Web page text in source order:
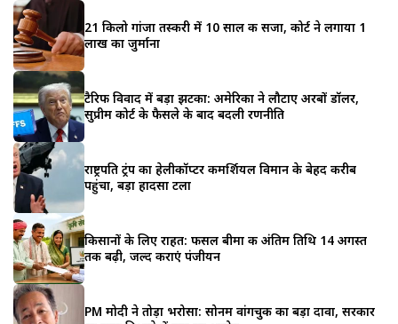
21 किलो गांजा तस्करी में 10 साल की सजा, कोर्ट ने लगाया 1
लाख का जुर्माना
टैरिफ विवाद में बड़ा झटका: अमेरिका ने लौटाए अरबों डॉलर,
सुप्रीम कोर्ट के फैसले के बाद बदली रणनीति
राष्ट्रपति ट्रंप का हेलीकॉप्टर कमर्शियल विमान के बेहद करीब
पहुंचा, बड़ा हादसा टला
किसानों के लिए राहत: फसल बीमा की अंतिम तिथि 14 अगस्त
तक बढ़ी, जल्द कराएं पंजीयन
PM मोदी ने तोड़ा भरोसा: सोनम वांगचुक का बड़ा दावा, सरकार